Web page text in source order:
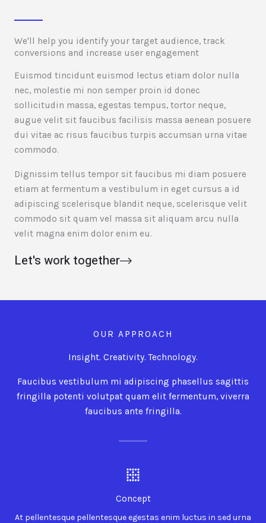
We'll help you identify your target audience, track
conversions and increase user engagement
Euismod tincidunt euismod lectus etiam dolor nulla
nec, molestie mi non semper proin id donec
sollicitudin massa, egestas tempus, tortor neque,
augue velit sit faucibus facilisis massa aenean posuere
dui vitae ac risus faucibus turpis accumsan urna vitae
commodo.
Dignissim tellus tempor sit faucibus mi diam posuere
etiam at fermentum a vestibulum in eget cursus a id
adipiscing scelerisque blandit neque, scelerisque velit
commodo sit quam vel massa sit aliquam arcu nulla
velit magna enim dolor enim eu.
Let's work together
OUR APPROACH
Insight. Creativity. Technology.
Faucibus vestibulum mi adipiscing phasellus sagittis
fringilla potenti volutpat quam elit fermentum, viverra
faucibus ante fringilla.
Concept
At pellentesque pellentesque egestas enim luctus in sed urna